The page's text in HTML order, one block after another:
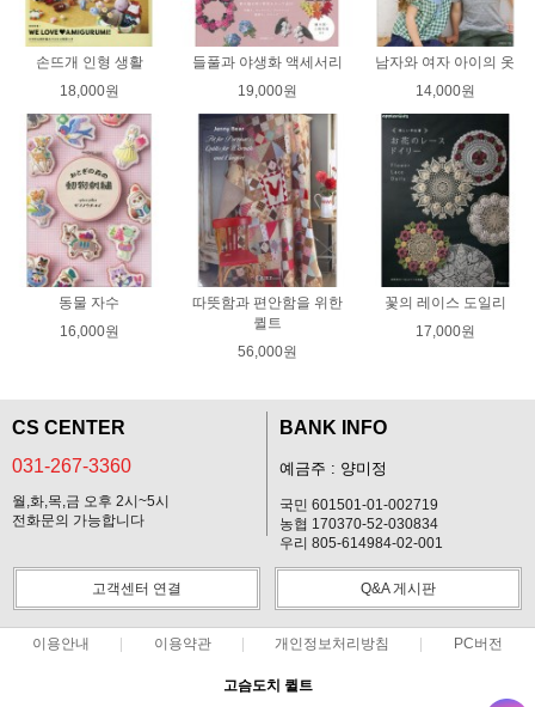
손뜨개 인형 생활
18,000원
들풀과 야생화 액세서리
19,000원
남자와 여자 아이의 옷
14,000원
동물 자수
16,000원
따뜻함과 편안함을 위한
퀼트
56,000원
꽃의 레이스 도일리
17,000원
CS CENTER
031-267-3360
월,화,목,금 오후 2시~5시
전화문의 가능합니다
BANK INFO
예금주 : 양미정
국민 601501-01-002719
농협 170370-52-030834
우리 805-614984-02-001
고객센터 연결 Q&A 게시판
이용안내 이용약관 개인정보처리방침 PC버전
고슴도치 퀼트